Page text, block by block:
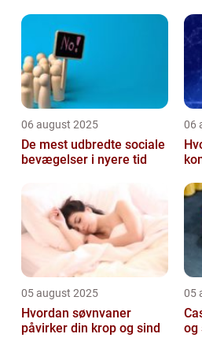
06 august 2025
De mest udbredte sociale
bevægelser i nyere tid
06
05 august 2025
Hvordan søvnvaner
påvirker din krop og sind
05
og